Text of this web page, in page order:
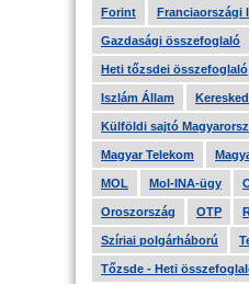
Forint Franciaországi
Gazdasági összefoglaló
Heti tőzsdei összefoglaló
Iszlám Állam
Külföldi sajtó
Magyar Telekom
MOL Mol-INA-ügy
Oroszország OTP
Szíriai polgárháború
Tőzsde - Heti